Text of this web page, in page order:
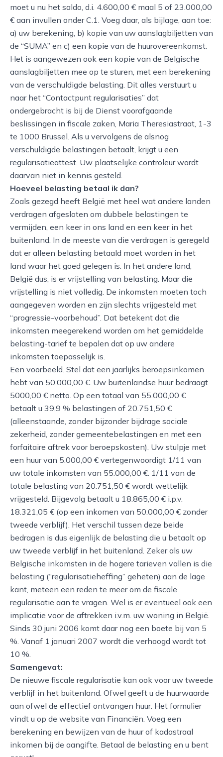
moet u nu het saldo, d.i. 4.600,00 € maal 5 of 23.000,00
€ aan invullen onder C.1. Voeg daar, als bijlage, aan toe:
a) uw berekening, b) kopie van uw aanslagbiljetten van
de “SUMA” en c) een kopie van de huurovereenkomst.
Het is aangewezen ook een kopie van de Belgische
aanslagbiljetten mee op te sturen, met een berekening
van de verschuldigde belasting. Dit alles verstuurt u
naar het “Contactpunt regularisaties” dat
ondergebracht is bij de Dienst voorafgaande
beslissingen in fiscale zaken, Maria Theresiastraat, 1-3
te 1000 Brussel. Als u vervolgens de alsnog
verschuldigde belastingen betaalt, krijgt u een
regularisatieattest. Uw plaatselijke controleur wordt
daarvan niet in kennis gesteld.
Hoeveel belasting betaal ik dan?
Zoals gezegd heeft België met heel wat andere landen
verdragen afgesloten om dubbele belastingen te
vermijden, een keer in ons land en een keer in het
buitenland. In de meeste van die verdragen is geregeld
dat er alleen belasting betaald moet worden in het
land waar het goed gelegen is. In het andere land,
België dus, is er vrijstelling van belasting. Maar die
vrijstelling is niet volledig. De inkomsten moeten toch
aangegeven worden en zijn slechts vrijgesteld met
“progressie-voorbehoud”. Dat betekent dat die
inkomsten meegerekend worden om het gemiddelde
belasting-tarief te bepalen dat op uw andere
inkomsten toepasselijk is.
Een voorbeeld. Stel dat een jaarlijks beroepsinkomen
hebt van 50.000,00 €. Uw buitenlandse huur bedraagt
5000,00 € netto. Op een totaal van 55.000,00 €
betaalt u 39,9 % belastingen of 20.751,50 €
(alleenstaande, zonder bijzonder bijdrage sociale
zekerheid, zonder gemeentebelastingen en met een
forfaitaire aftrek voor beroepskosten). Uw stulpje met
een huur van 5.000,00 € vertegenwoordigt 1/11 van
uw totale inkomsten van 55.000,00 €. 1/11 van de
totale belasting van 20.751,50 € wordt wettelijk
vrijgesteld. Bijgevolg betaalt u 18.865,00 € i.p.v.
18.321,05 € (op een inkomen van 50.000,00 € zonder
tweede verblijf). Het verschil tussen deze beide
bedragen is dus eigenlijk de belasting die u betaalt op
uw tweede verblijf in het buitenland. Zeker als uw
Belgische inkomsten in de hogere tarieven vallen is die
belasting (“regularisatieheffing” geheten) aan de lage
kant, meteen een reden te meer om de fiscale
regularisatie aan te vragen. Wel is er eventueel ook een
implicatie voor de aftrekken i.v.m. uw woning in België.
Sinds 30 juni 2006 komt daar nog een boete bij van 5
%. Vanaf 1 januari 2007 wordt die verhoogd wordt tot
10 %.
Samengevat:
De nieuwe fiscale regularisatie kan ook voor uw tweede
verblijf in het buitenland. Ofwel geeft u de huurwaarde
aan ofwel de effectief ontvangen huur. Het formulier
vindt u op de website van Financiën. Voeg een
berekening en bewijzen van de huur of kadastraal
inkomen bij de aangifte. Betaal de belasting en u bent